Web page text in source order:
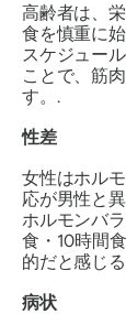
高齢者は、
食を慎重に
スケジュー
ことで、筋
す。.
性差
女性はホル
応が男性と
ホルモンバ
食・10時間
的だと感じ
病状